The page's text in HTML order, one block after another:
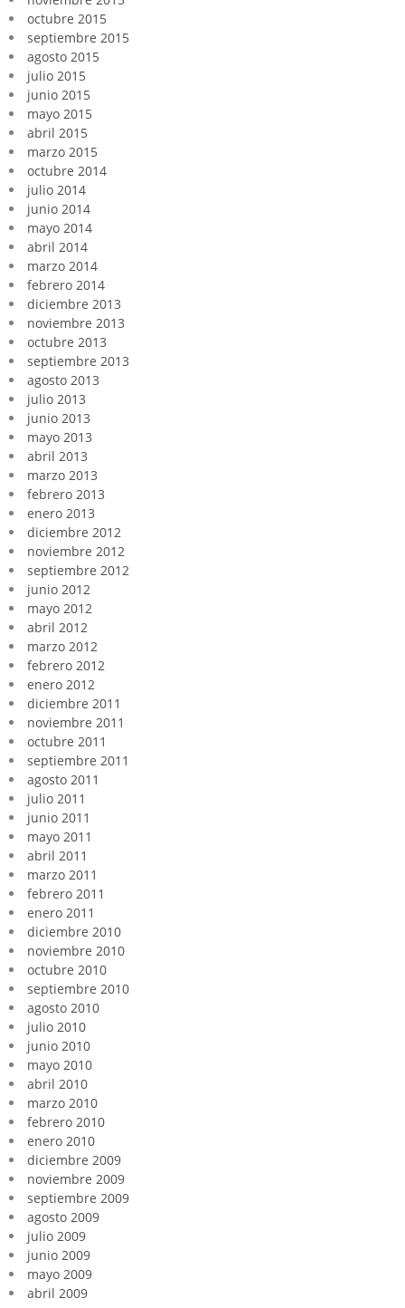
octubre 2015
septiembre 2015
agosto 2015
julio 2015
junio 2015
mayo 2015
abril 2015
marzo 2015
octubre 2014
julio 2014
junio 2014
mayo 2014
abril 2014
marzo 2014
febrero 2014
diciembre 2013
noviembre 2013
octubre 2013
septiembre 2013
agosto 2013
julio 2013
junio 2013
mayo 2013
abril 2013
marzo 2013
febrero 2013
enero 2013
diciembre 2012
noviembre 2012
septiembre 2012
junio 2012
mayo 2012
abril 2012
marzo 2012
febrero 2012
enero 2012
diciembre 2011
noviembre 2011
octubre 2011
septiembre 2011
agosto 2011
julio 2011
junio 2011
mayo 2011
abril 2011
marzo 2011
febrero 2011
enero 2011
diciembre 2010
noviembre 2010
octubre 2010
septiembre 2010
agosto 2010
julio 2010
junio 2010
mayo 2010
abril 2010
marzo 2010
febrero 2010
enero 2010
diciembre 2009
noviembre 2009
septiembre 2009
agosto 2009
julio 2009
junio 2009
mayo 2009
abril 2009